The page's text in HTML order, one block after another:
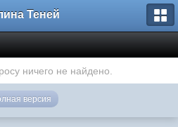
Теней
ничего не найдено.
версия